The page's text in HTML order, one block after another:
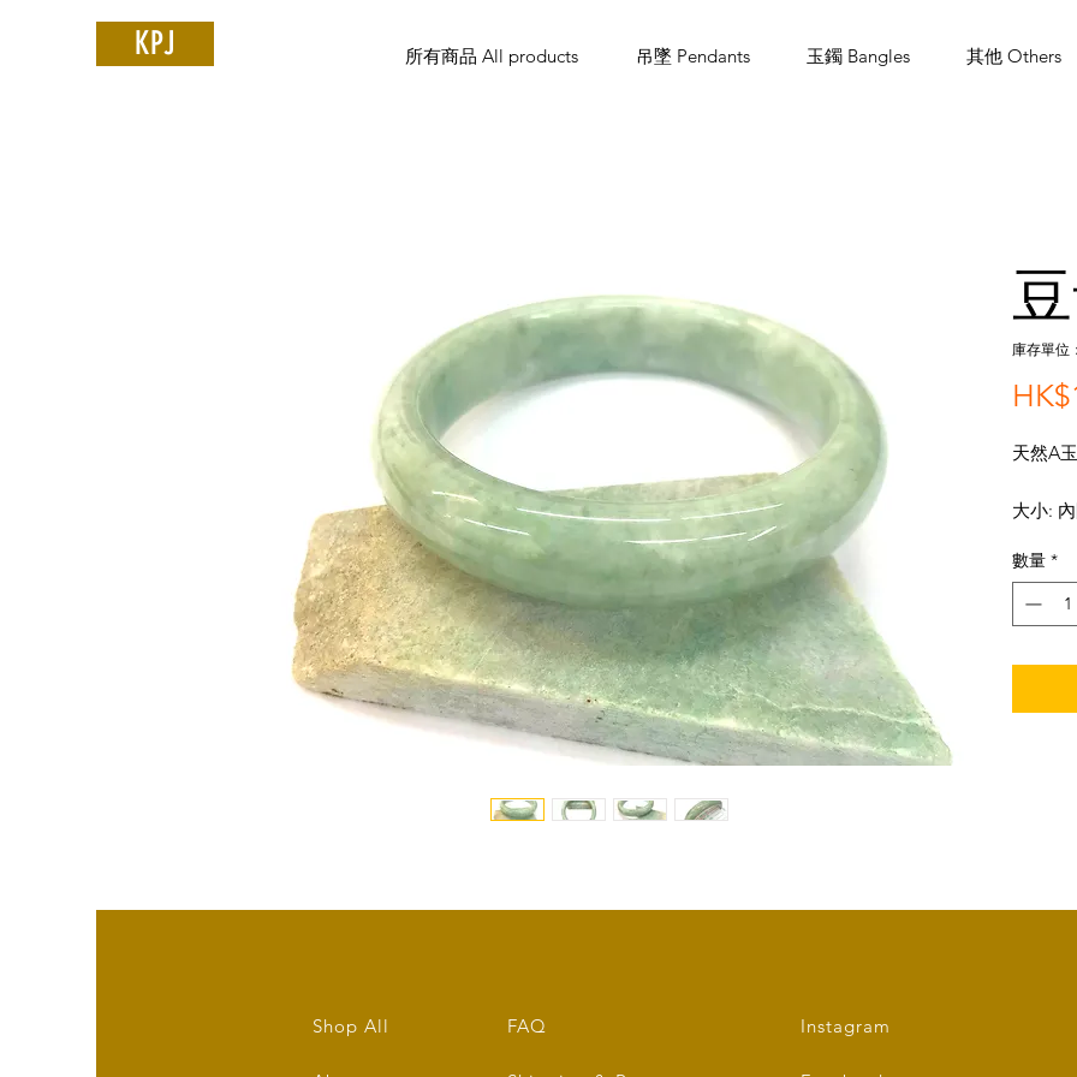
KPJ 所有商品 All products 吊墜 Pendants 玉鐲 Bangles 其他 Others
庫存單位
天然A
大小:
玉鈪闊
Type A
Size:
數量 *
Shop All FAQ Instagram